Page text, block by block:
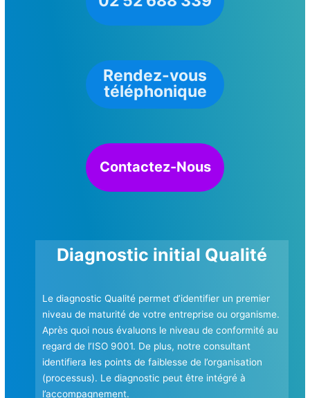
Rendez-vous
téléphonique
Contactez-Nous
Diagnostic initial Qualité
Le diagnostic Qualité permet d’identifier un premier
niveau de maturité de votre entreprise ou organisme.
Après quoi nous évaluons le niveau de conformité au
regard de l’ISO 9001. De plus, notre consultant
identifiera les points de faiblesse de l’organisation
(processus). Le diagnostic peut être intégré à
l’accompagnement.